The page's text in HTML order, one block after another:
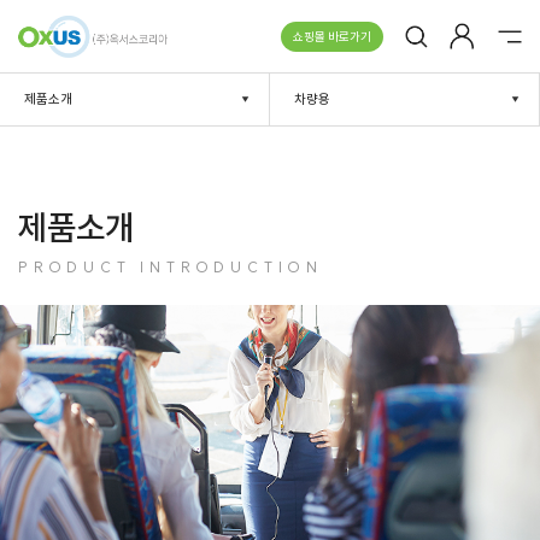
쇼핑몰 바로가기
제품소개 차량용
제품소개
PRODUCT INTRODUCTION